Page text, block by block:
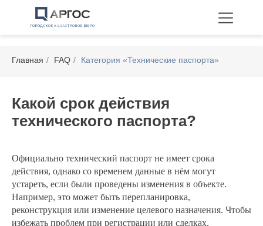
Технические планы
Перепланировка
Главная / FAQ / Категория «Технические паспорта»
Какой срок действия
технического паспорта?
Официально технический паспорт не имеет срока
действия, однако со временем данные в нём могут
устареть, если были проведены изменения в объекте.
Например, это может быть перепланировка,
реконструкция или изменение целевого назначения. Чтобы
избежать проблем при регистрации или сделках,